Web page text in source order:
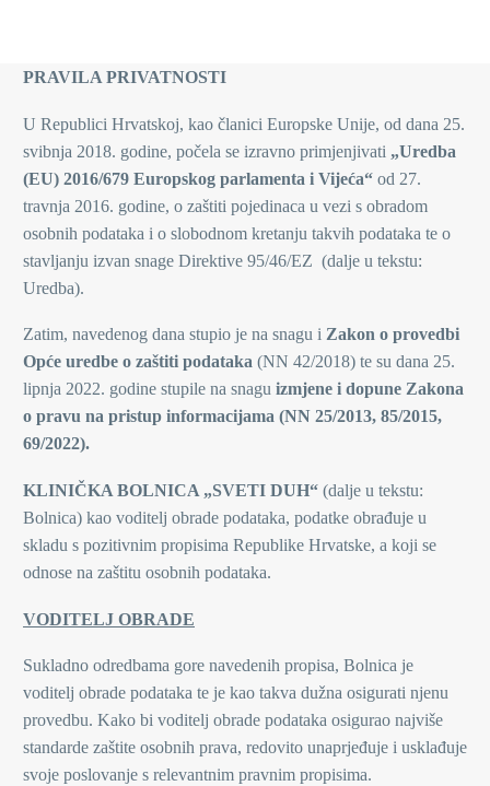
PRAVILA PRIVATNOSTI
U Republici Hrvatskoj, kao članici Europske Unije, od dana 25.
svibnja 2018. godine, počela se izravno primjenjivati „Uredba
(EU) 2016/679 Europskog parlamenta i Vijeća“ od 27.
travnja 2016. godine, o zaštiti pojedinaca u vezi s obradom
osobnih podataka i o slobodnom kretanju takvih podataka te o
stavljanju izvan snage Direktive 95/46/EZ (dalje u tekstu:
Uredba).
Zatim, navedenog dana stupio je na snagu i Zakon o provedbi
Opće uredbe o zaštiti podataka (NN 42/2018) te su dana 25.
lipnja 2022. godine stupile na snagu izmjene i dopune Zakona
o pravu na pristup informacijama (NN 25/2013, 85/2015,
69/2022).
KLINIČKA BOLNICA „SVETI DUH“ (dalje u tekstu:
Bolnica) kao voditelj obrade podataka, podatke obrađuje u
skladu s pozitivnim propisima Republike Hrvatske, a koji se
odnose na zaštitu osobnih podataka.
VODITELJ OBRADE
Sukladno odredbama gore navedenih propisa, Bolnica je
voditelj obrade podataka te je kao takva dužna osigurati njenu
provedbu. Kako bi voditelj obrade podataka osigurao najviše
standarde zaštite osobnih prava, redovito unaprjeđuje i usklađuje
svoje poslovanje s relevantnim pravnim propisima.